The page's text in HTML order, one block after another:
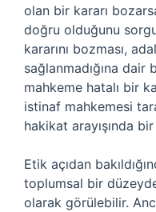
olan bir kararı
doğru olduğunu
kararını bozması,
sağlanmadığına
mahkeme hatalı bir
istinaf mahkemesi
hakikat arayışında
Etik açıdan
toplumsal bir
olarak görülebilir.